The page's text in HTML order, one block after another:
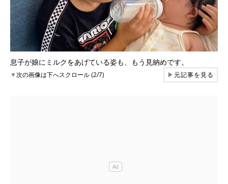
息子が娘にミルクをあげている姿も、もう見納めです。
▼次の画像は下へスクロール (2/7) ▶元記事を見る